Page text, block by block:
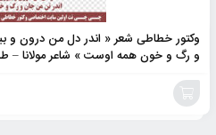
وکتور خطاطی شعر « اندر دل من درون و
و رگ و خون همه اوست » شاعر مولانا – طرح